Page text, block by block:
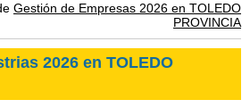
Gestión de Empresas 2026 en TOLEDO
PROVINCIA
2026 en TOLEDO